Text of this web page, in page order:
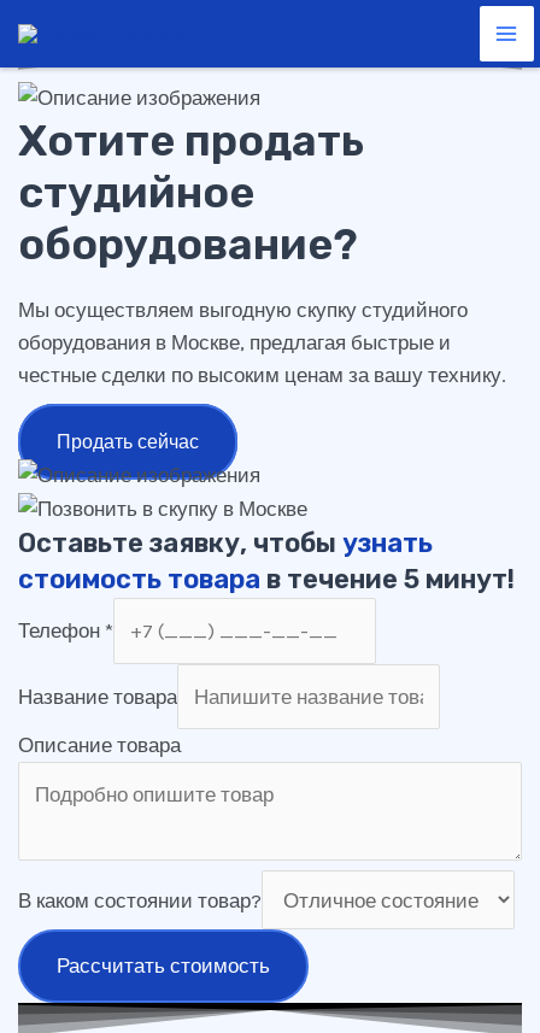
содержимому
студийное оборудование
Хотите продать
студийное
оборудование?
Мы осуществляем выгодную скупку студийного
оборудования в Москве, предлагая быстрые и
честные сделки по высоким ценам за вашу технику.
Продать сейчас
Оставьте заявку, чтобы узнать
стоимость товара в течение 5 минут!
Телефон *
Название товара
Описание товара
В каком состоянии товар?
Рассчитать стоимость